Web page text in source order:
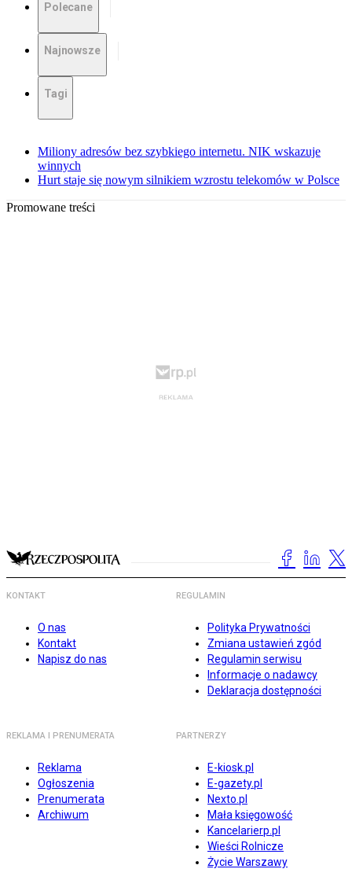
Polecane
Najnowsze
Tagi
Miliony adresów bez szybkiego internetu. NIK wskazuje
winnych
Hurt staje się nowym silnikiem wzrostu telekomów w Polsce
Promowane treści
KONTAKT
O nas
Kontakt
Napisz do nas
REGULAMIN
Polityka Prywatności
Zmiana ustawień zgód
Regulamin serwisu
Informacje o nadawcy
Deklaracja dostępności
REKLAMA I PRENUMERATA
Reklama
Ogłoszenia
Prenumerata
Archiwum
PARTNERZY
E-kiosk.pl
E-gazety.pl
Nexto.pl
Mała księgowość
Kancelarierp.pl
Wieści Rolnicze
Życie Warszawy